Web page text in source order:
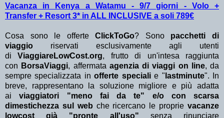
Vacanza in Kenya a Watamu - 9/7 giorni - Volo +
Transfer + Resort 3* in ALL INCLUSIVE a soli 789€
Cosa sono le offerteClickToGo? Sono pacchetti di
viaggio riservati esclusivamente agli utenti
diViaggiareLowCost.org, frutto di un'intesa raggiunta
con BorsaViaggi, affermata agenzia di viaggi on line, da
sempre specializzata in offerte specialie " lastminute". In
breve, rappresentano la soluzione migliore e più adatta
aiviaggiatori "meno fai da te" e/o con scarsa
dimestichezza sul web che ricercano le proprievacanze
lowcost già "pronte all'uso" senza rinunciare